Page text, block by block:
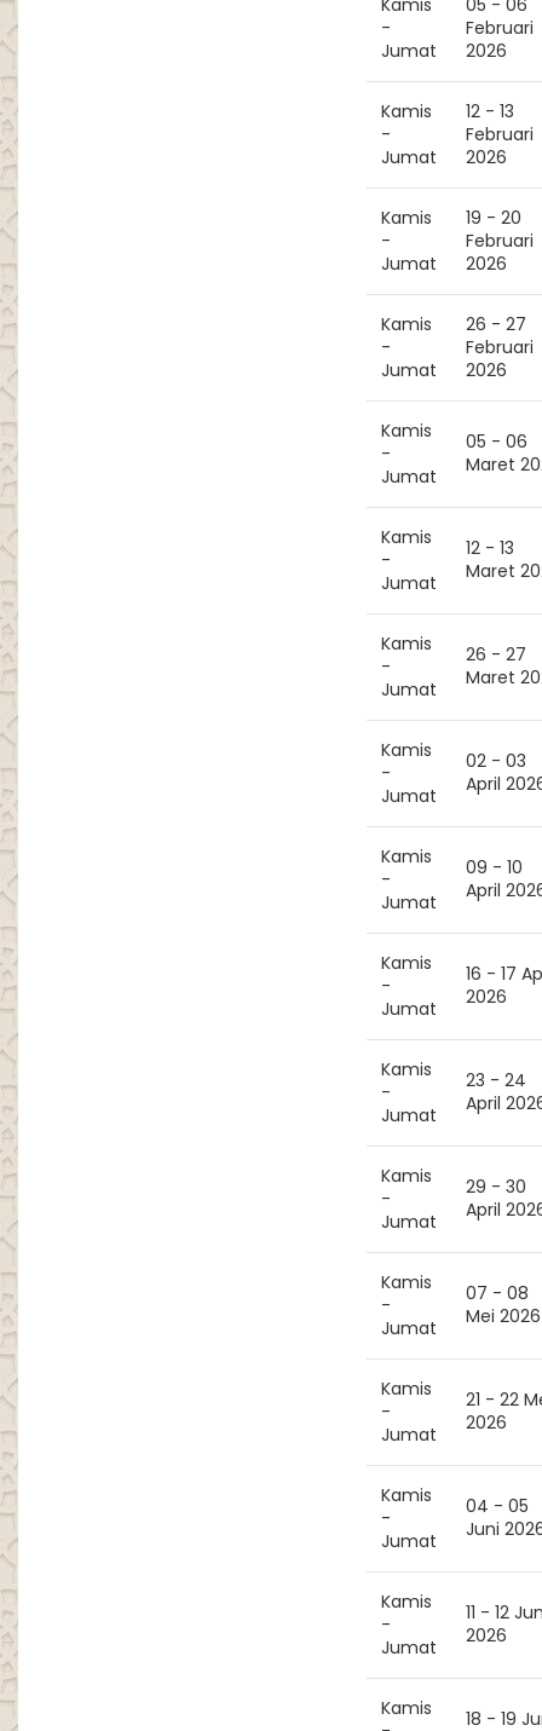
-
Jumat
Februari
2026
Kamis
-
Jumat
12 - 13
Februari
2026
Kamis
-
Jumat
19 - 20
Februari
2026
Kamis
-
Jumat
26 - 27
Februari
2026
Kamis
-
Jumat
05 - 06
Maret
Kamis
-
Jumat
12 - 13
Maret
Kamis
-
Jumat
26 - 27
Maret
Kamis
-
Jumat
02 - 03
April
Kamis
-
Jumat
09 - 10
April
Kamis
-
Jumat
16 - 17
2026
Kamis
-
Jumat
23 - 24
April
Kamis
-
Jumat
29 - 30
April
Kamis
-
Jumat
07 - 08
Mei 2026
Kamis
-
Jumat
21 - 22
2026
Kamis
-
Jumat
04 - 05
Juni
Kamis
-
Jumat
11 - 12
2026
Kamis
18 - 19